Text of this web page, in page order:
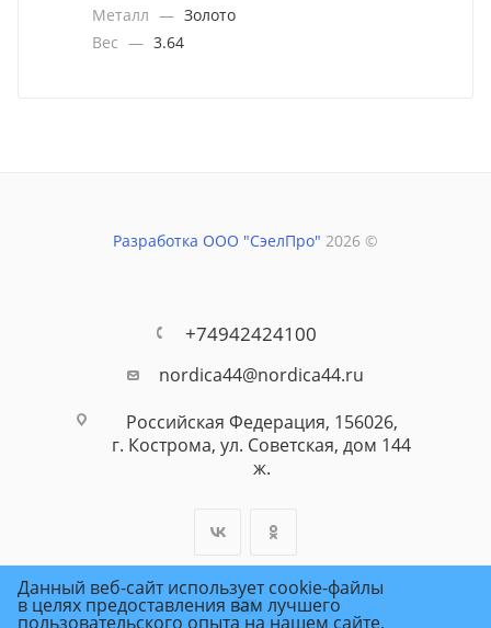
Металл — Золото
Вес — 3.64
Разработка ООО "СэелПро" 2026 ©
+74942424100
nordica44@nordica44.ru
Российская Федерация, 156026,
г. Кострома, ул. Советская, дом 144
ж.
Данный веб-сайт использует cookie-файлы
в целях предоставления вам лучшего
пользовательского опыта на нашем сайте.